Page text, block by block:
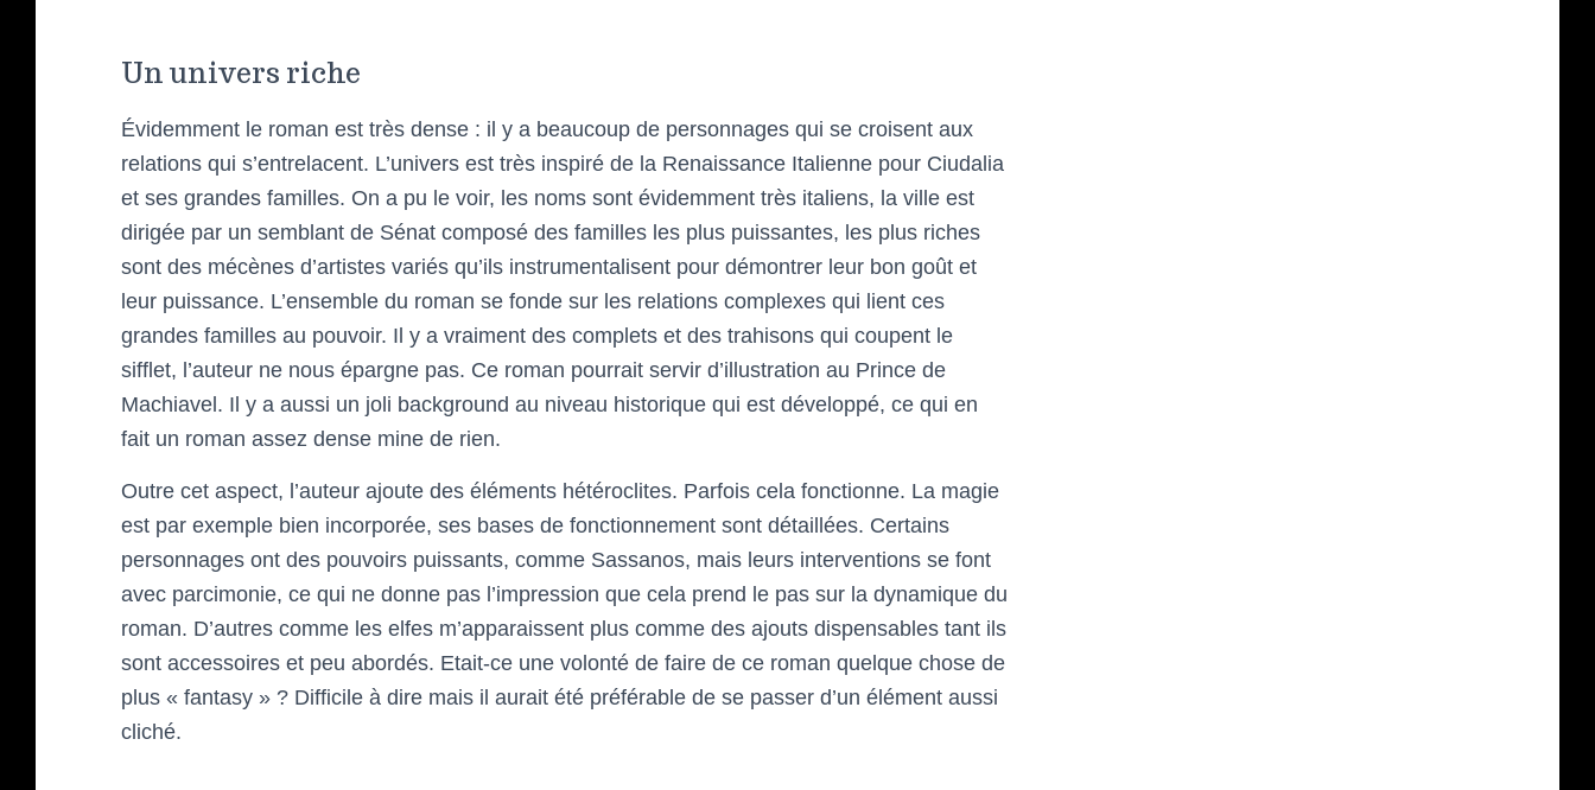
Un univers riche
Évidemment le roman est très dense : il y a beaucoup de personnages qui se croisent aux
relations qui s’entrelacent. L’univers est très inspiré de la Renaissance Italienne pour Ciudalia
et ses grandes familles. On a pu le voir, les noms sont évidemment très italiens, la ville est
dirigée par un semblant de Sénat composé des familles les plus puissantes, les plus riches
sont des mécènes d’artistes variés qu’ils instrumentalisent pour démontrer leur bon goût et
leur puissance. L’ensemble du roman se fonde sur les relations complexes qui lient ces
grandes familles au pouvoir. Il y a vraiment des complets et des trahisons qui coupent le
sifflet, l’auteur ne nous épargne pas. Ce roman pourrait servir d’illustration au Prince de
Machiavel. Il y a aussi un joli background au niveau historique qui est développé, ce qui en
fait un roman assez dense mine de rien.
Outre cet aspect, l’auteur ajoute des éléments hétéroclites. Parfois cela fonctionne. La magie
est par exemple bien incorporée, ses bases de fonctionnement sont détaillées. Certains
personnages ont des pouvoirs puissants, comme Sassanos, mais leurs interventions se font
avec parcimonie, ce qui ne donne pas l’impression que cela prend le pas sur la dynamique du
roman. D’autres comme les elfes m’apparaissent plus comme des ajouts dispensables tant ils
sont accessoires et peu abordés. Etait-ce une volonté de faire de ce roman quelque chose de
plus « fantasy » ? Difficile à dire mais il aurait été préférable de se passer d’un élément aussi
cliché.